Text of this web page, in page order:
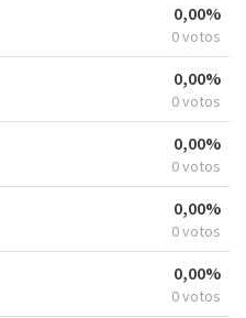
0,00%
0 votos
0,00%
0 votos
0,00%
0 votos
0,00%
0 votos
0,00%
0 votos